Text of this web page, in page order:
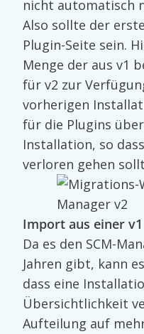
nicht automatisch
Also sollte der
Plugin-Seite sein.
Menge der aus v1
für v2 zur
vorherigen
für die Plugins
Installation, so
verloren gehen
Import aus einer
Da es den SCM-
Jahren gibt, kann
dass eine
Übersichtlichkeit
Aufteilung auf